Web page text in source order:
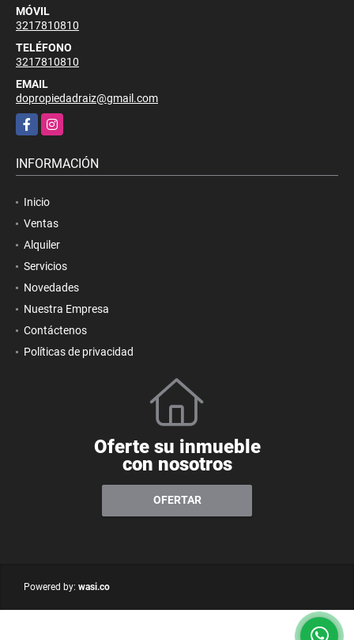
MÓVIL
3217810810
TELÉFONO
3217810810
EMAIL
dopropiedadraiz@gmail.com
FacebookInstagram
INFORMACIÓN
Inicio
Ventas
Alquiler
Servicios
Novedades
Nuestra Empresa
Contáctenos
Políticas de privacidad
Oferte su inmueble
con nosotros
OFERTAR
Powered by: wasi.co